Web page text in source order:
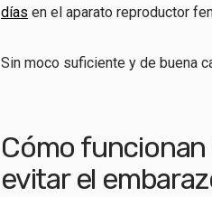
días en el aparato reproductor
Sin moco suficiente y de buena
Cómo
evitar el